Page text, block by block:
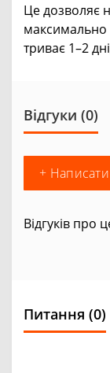
Це дозволяє
триває 1–2
Відгуки (0)
+ Написати
Відгуків про
Питання (0)